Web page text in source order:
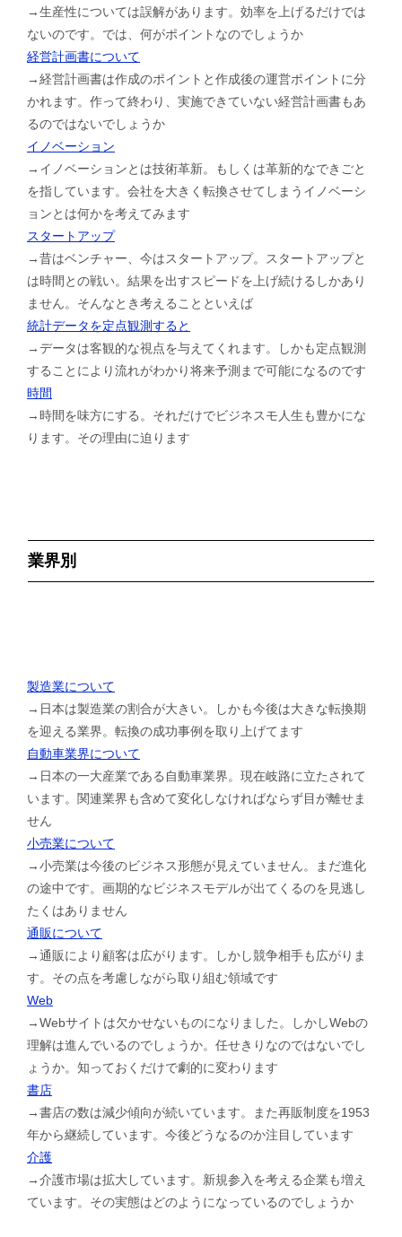
→生産性については誤解があります。効率を上げるだけでは
ないのです。では、何がポイントなのでしょうか
経営計画書について
→経営計画書は作成のポイントと作成後の運営ポイントに分
かれます。作って終わり、実施できていない経営計画書もあ
るのではないでしょうか
イノベーション
→イノベーションとは技術革新。もしくは革新的なできごと
を指しています。会社を大きく転換させてしまうイノベーシ
ョンとは何かを考えてみます
スタートアップ
→昔はベンチャー、今はスタートアップ。スタートアップと
は時間との戦い。結果を出すスピードを上げ続けるしかあり
ません。そんなとき考えることといえば
統計データを定点観測すると
→データは客観的な視点を与えてくれます。しかも定点観測
することにより流れがわかり将来予測まで可能になるのです
時間
→時間を味方にする。それだけでビジネスモ人生も豊かにな
ります。その理由に迫ります
業界別
製造業について
→日本は製造業の割合が大きい。しかも今後は大きな転換期
を迎える業界。転換の成功事例を取り上げてます
自動車業界について
→日本の一大産業である自動車業界。現在岐路に立たされて
います。関連業界も含めて変化しなければならず目が離せま
せん
小売業について
→小売業は今後のビジネス形態が見えていません。まだ進化
の途中です。画期的なビジネスモデルが出てくるのを見逃し
たくはありません
通販について
→通販により顧客は広がります。しかし競争相手も広がりま
す。その点を考慮しながら取り組む領域です
Web
→Webサイトは欠かせないものになりました。しかしWebの
理解は進んでいるのでしょうか。任せきりなのではないでし
ょうか。知っておくだけで劇的に変わります
書店
→書店の数は減少傾向が続いています。また再販制度を1953
年から継続しています。今後どうなるのか注目しています
介護
→介護市場は拡大しています。新規参入を考える企業も増え
ています。その実態はどのようになっているのでしょうか